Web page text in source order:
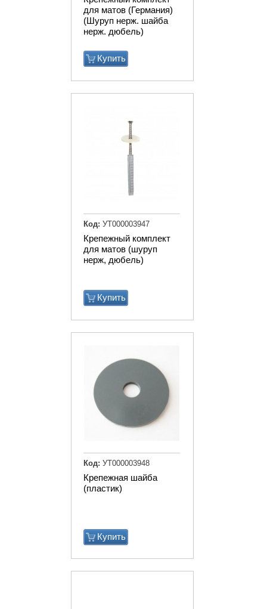
для матов (Германия)
(Шуруп нерж. шайба
нерж. дюбель)
Купить
Крепежный комплект
для матов (шуруп
нерж, дюбель)
Купить
Код: УТ000003947
Крепежная шайба
(пластик)
Купить
Код: УТ000003948